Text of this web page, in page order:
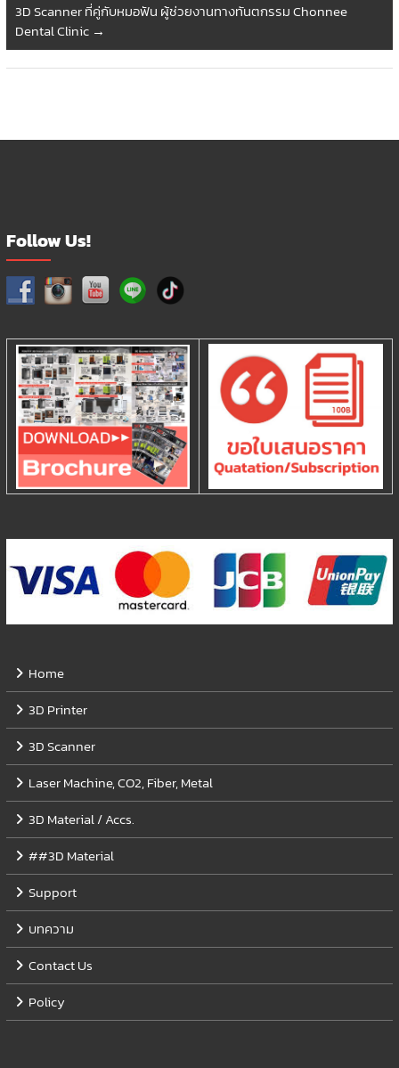
3D Scanner ที่คู่กับหมอฟัน ผู้ช่วยงานทางทันตกรรม Chonnee
Dental Clinic →
Follow Us!
Home
3D Printer
3D Scanner
Laser Machine, CO2, Fiber, Metal
3D Material / Accs.
##3D Material
Support
บทความ
Contact Us
Policy